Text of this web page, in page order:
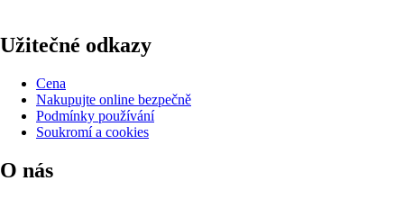
Užitečné odkazy
Cena
Nakupujte online bezpečně
Podmínky používání
Soukromí a cookies
O nás